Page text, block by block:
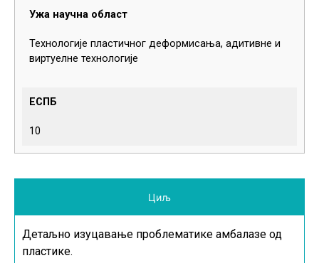
Ужа научна област
Технологије пластичног деформисања, адитивне и
виртуелне технологије
ЕСПБ
10
Циљ
Детаљно изуцавање проблематике амбалазе од
пластике.